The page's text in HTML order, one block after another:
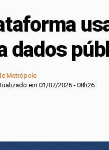
dados
Metrópole
em 01/07/2026 - 08h26